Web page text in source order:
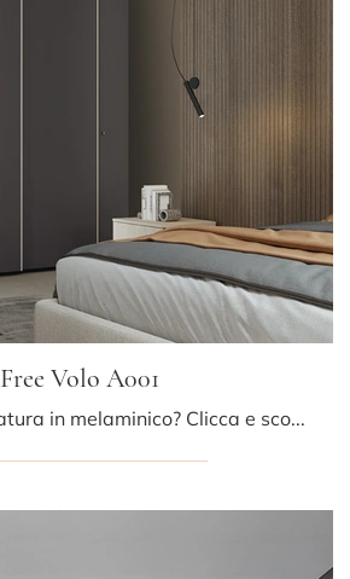
Free Volo A001
Cerchi un'armadiatura in melaminico? Clicca e scopri armadiature a muro con ante scorrevoli di Colombini Casa.